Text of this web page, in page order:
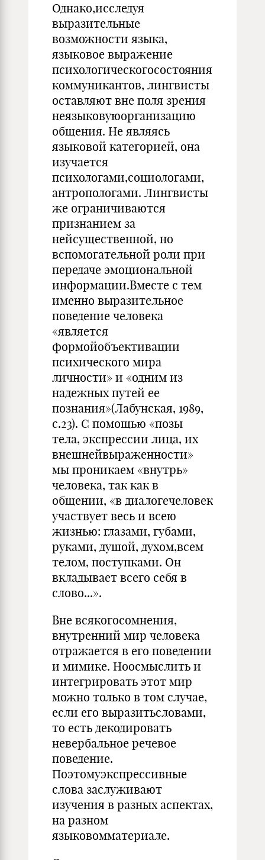
Однако,исследуя
выразительные
возможности языка,
языковое выражение
психологическогосостояния
коммуникантов, лингвисты
оставляют вне поля зрения
неязыковуюорганизацию
общения. Не являясь
языковой категорией, она
изучается
психологами,социологами,
антропологами. Лингвисты
же ограничиваются
признанием за
нейсущественной, но
вспомогательной роли при
передаче эмоциональной
информации.Вместе с тем
именно выразительное
поведение человека
«является
формойобъективации
психического мира
личности» и «одним из
надежных путей ее
познания»(Лабунская, 1989,
с.23). С помощью «позы
тела, экспрессии лица, их
внешнейвыраженности»
мы проникаем «внутрь»
человека, так как в
общении, «в диалогечеловек
участвует весь и всею
жизнью: глазами, губами,
руками, душой, духом,всем
телом, поступками. Он
вкладывает всего себя в
слово...».
Вне всякогосомнения,
внутренний мир человека
отражается в его поведении
и мимике. Ноосмыслить и
интегрировать этот мир
можно только в том случае,
если его выразитьсловами,
то есть декодировать
невербальное речевое
поведение.
Поэтомуэкспрессивные
слова заслуживают
изучения в разных аспектах,
на разном
языковомматериале.